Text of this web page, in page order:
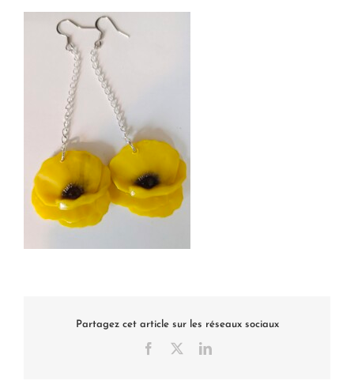
Partagez cet article sur les réseaux sociaux
Facebook LinkedIn